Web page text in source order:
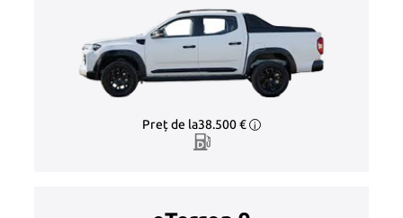
Preț de la38.500 € i